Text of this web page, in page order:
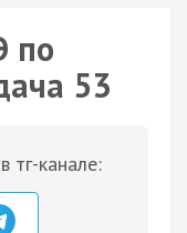
по
53
тг-канале: